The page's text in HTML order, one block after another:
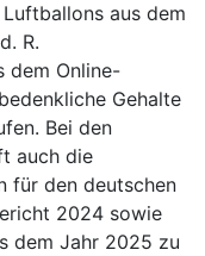
aus dem
R.
dem Online-
Gehalte
Bei den
auch die
für den deutschen
2024 sowie
dem Jahr 2025 zu